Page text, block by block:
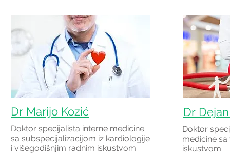
Dr Marijo Kozić
Doktor specijalista interne medicine
sa subspecijalizacijom iz kardiologije
i višegodišnjim radnim iskustvom.
Dr
Doktor
medicine
iskustvom.